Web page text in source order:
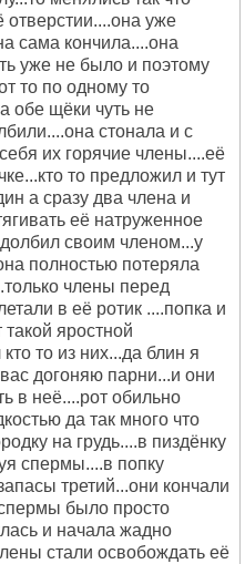
уже
сама кончила....она
уже не было и поэтому
то по одному то
обе щёки чуть не
стонала и с
их горячие члены....её
то предложил и тут
а сразу два члена и
её натруженное
своим членом...у
полностью потеряла
члены перед
в её ротик ....попка и
такой яростной
то из них...да блин я
догоняю парни...и они
в неё....рот обильно
да так много что
на грудь....в пиздёнку
спермы....в попку
третий...они кончали
было просто
и начала жадно
стали освобождать её